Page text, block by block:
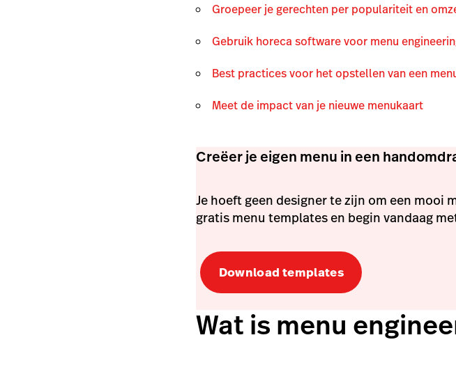
Groepeer je gerechten per populariteit en
Gebruik horeca software voor menu
Best practices voor het opstellen van een
Meet de impact van je nieuwe menukaart
Creëer je eigen menu in een
Je hoeft geen designer te zijn om een mooi
gratis menu templates en begin vandaag
Download templates
Wat is menu